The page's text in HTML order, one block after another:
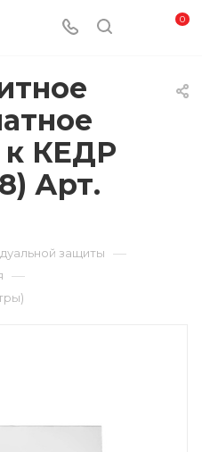
0
к КЕДР
Арт.
защиты —
—